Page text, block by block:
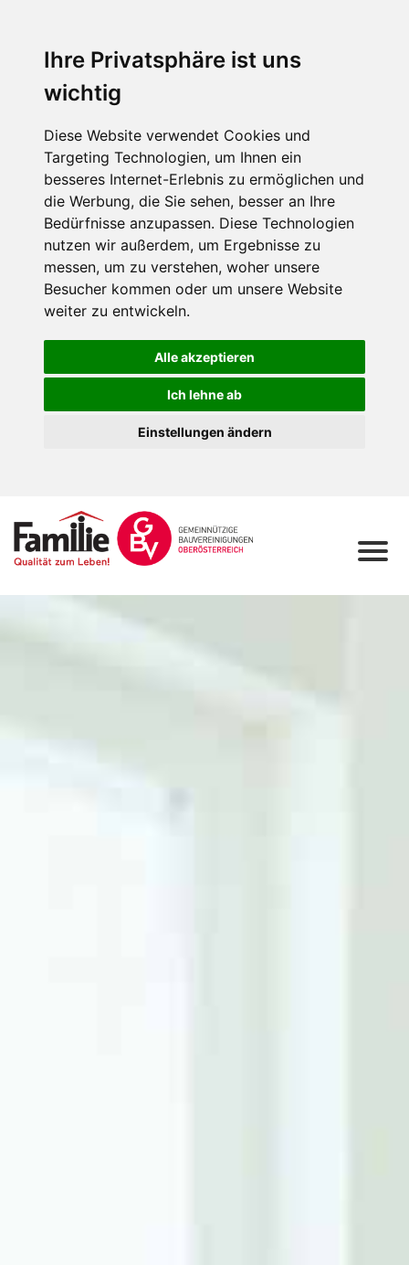
Ihre Privatsphäre ist uns
wichtig
Diese Website verwendet Cookies und
Targeting Technologien, um Ihnen ein
besseres Internet-Erlebnis zu ermöglichen und
die Werbung, die Sie sehen, besser an Ihre
Bedürfnisse anzupassen. Diese Technologien
nutzen wir außerdem, um Ergebnisse zu
messen, um zu verstehen, woher unsere
Besucher kommen oder um unsere Website
weiter zu entwickeln.
Alle akzeptieren
Ich lehne ab
Einstellungen ändern